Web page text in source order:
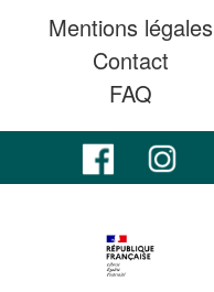
Mentions légales
Contact
FAQ